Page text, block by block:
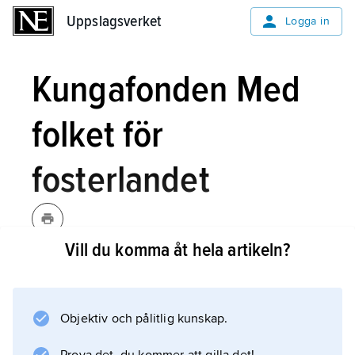
Uppslagsverket Logga in
Kungafonden Med
folket för
fosterlandet
Kungafonden Med folket för
genom bidrag minska eller avhjälpa
ekonomiska verkningar av skada eller
Vill du komma åt hela artikeln?
Objektiv och pålitlig kunskap.